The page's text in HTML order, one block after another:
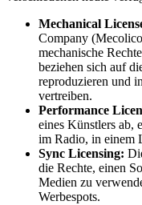
Mechanical
Company
mechanische
beziehen sich auf
reproduzieren und
vertreiben.
Performance
eines Künstlers ab,
im Radio, in einem
Sync Licensing:
die Rechte, einen
Medien zu
Werbespots.